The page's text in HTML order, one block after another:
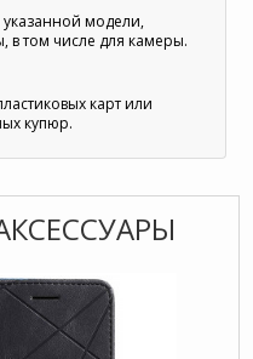
указанной модели,
в том числе для камеры.
карт или
купюр.